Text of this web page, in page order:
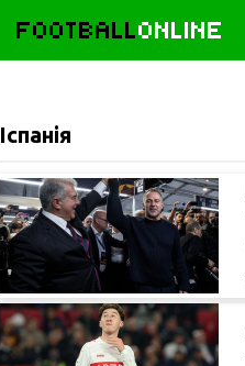
FOOTBALLONLINE
Іспанія